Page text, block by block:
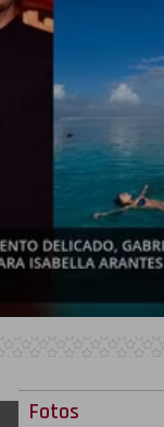
Fotos